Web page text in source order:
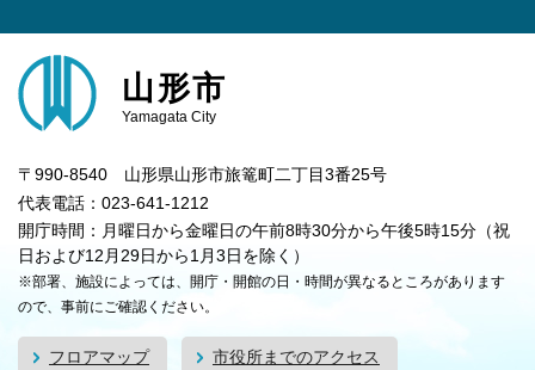
山形市
Yamagata City
〒990-8540 山形県山形市旅篭町二丁目3番25号
代表電話：023-641-1212
開庁時間：月曜日から金曜日の午前8時30分から午後5時15分（祝
日および12月29日から1月3日を除く）
※部署、施設によっては、開庁・開館の日・時間が異なるところがあります
ので、事前にご確認ください。
フロアマップ 市役所までのアクセス